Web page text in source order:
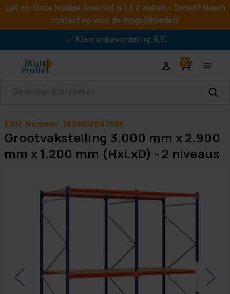
Let op: Onze huidige levertijd is 1 á 2 weken - Spoed? Neem
contact op voor de mogelijkheden!
Klantenbeoordeling: 8,9!
Zoeken
EAN. Nummer: 7434612047086
Grootvakstelling 3.000 mm x 2.900
mm x 1.200 mm (HxLxD) - 2 niveaus